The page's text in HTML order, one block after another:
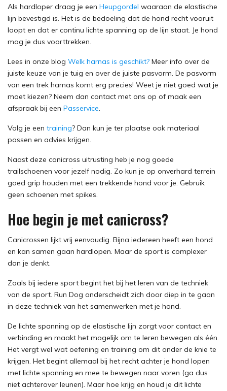
Als hardloper draag je een Heupgordel waaraan de elastische
lijn bevestigd is. Het is de bedoeling dat de hond recht vooruit
loopt en dat er continu lichte spanning op de lijn staat. Je hond
mag je dus voorttrekken.
Lees in onze blog Welk harnas is geschikt? Meer info over de
juiste keuze van je tuig en over de juiste pasvorm. De pasvorm
van een trek harnas komt erg precies! Weet je niet goed wat je
moet kiezen? Neem dan contact met ons op of maak een
afspraak bij een Passervice.
Volg je een training? Dan kun je ter plaatse ook materiaal
passen en advies krijgen.
Naast deze canicross uitrusting heb je nog goede
trailschoenen voor jezelf nodig. Zo kun je op onverhard terrein
goed grip houden met een trekkende hond voor je. Gebruik
geen schoenen met spikes.
Hoe begin je met canicross?
Canicrossen lijkt vrij eenvoudig. Bijna iedereen heeft een hond
en kan samen gaan hardlopen. Maar de sport is complexer
dan je denkt.
Zoals bij iedere sport begint het bij het leren van de techniek
van de sport. Run Dog onderscheidt zich door diep in te gaan
in deze techniek van het samenwerken met je hond.
De lichte spanning op de elastische lijn zorgt voor contact en
verbinding en maakt het mogelijk om te leren bewegen als één.
Het vergt wel wat oefening en training om dit onder de knie te
krijgen. Het begint allemaal bij het recht achter je hond lopen
met lichte spanning en mee te bewegen naar voren (ga dus
niet achterover leunen). Maar hoe krijg en houd je dit lichte